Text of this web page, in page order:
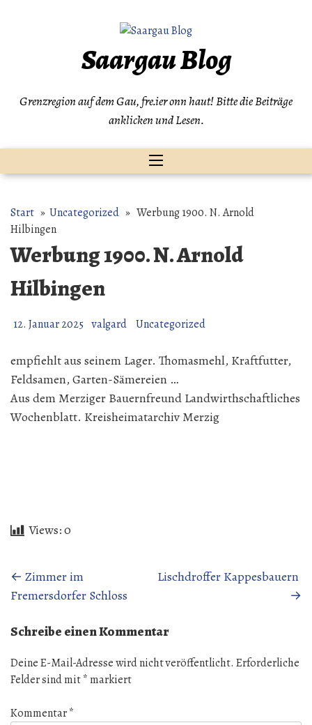
Saargau Blog
Grenzregion auf dem Gau, fre.ier onn haut! Bitte die Beiträge
anklicken und Lesen.
Start » Uncategorized » Werbung 1900. N. Arnold
Hilbingen
Werbung 1900. N. Arnold
Hilbingen
12. Januar 2025 valgard Uncategorized
empfiehlt aus seinem Lager. Thomasmehl, Kraftfutter,
Feldsamen, Garten-Sämereien …
Aus dem Merziger Bauernfreund Landwirthschaftliches
Wochenblatt. Kreisheimatarchiv Merzig
Views:0
Beitragsnavigation
← Zimmer im
Fremersdorfer Schloss
Lischdroffer Kappesbauern
→
Schreibe einen Kommentar
Deine E-Mail-Adresse wird nicht veröffentlicht. Erforderliche
Felder sind mit* markiert
Kommentar*